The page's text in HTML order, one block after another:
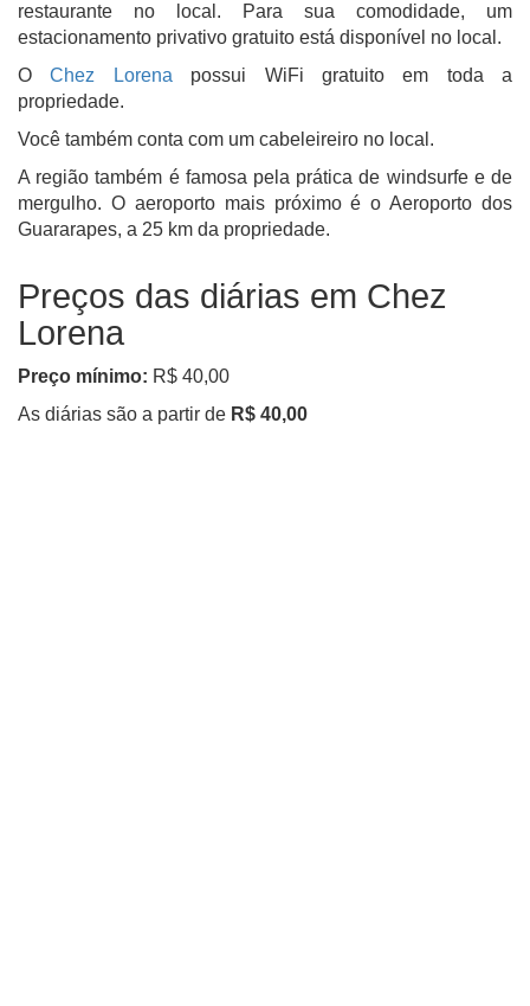
restaurante no local. Para sua comodidade, um
estacionamento privativo gratuito está disponível no local.
OChez Lorena possui WiFi gratuito em toda a
propriedade.
Você também conta com um cabeleireiro no local.
A região também é famosa pela prática de windsurfe e de
mergulho. O aeroporto mais próximo é o Aeroporto dos
Guararapes, a 25 km da propriedade.
Preços das diárias em Chez
Lorena
Preço mínimo: R$ 40,00
As diárias são a partir de R$ 40,00